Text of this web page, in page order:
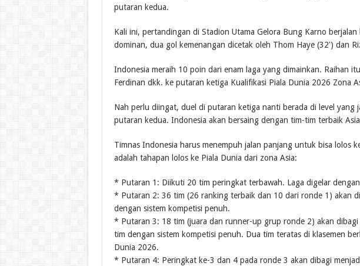
putaran kedua.
Kali ini, pertandingan di Stadion Utama Gelora Bung Karno berjalan
dominan, dua gol kemenangan dicetak oleh Thom Haye (32′) dan
Indonesia meraih 10 poin dari enam laga yang dimainkan. Raihan
Ferdinan dkk. ke putaran ketiga Kualifikasi Piala Dunia 2026 Zona
Nah perlu diingat, duel di putaran ketiga nanti berada di level yang
putaran kedua. Indonesia akan bersaing dengan tim-tim terbaik
Timnas Indonesia harus menempuh jalan panjang untuk bisa lolos
adalah tahapan lolos ke Piala Dunia dari zona Asia:
* Putaran 1: Diikuti 20 tim peringkat terbawah. Laga digelar
* Putaran 2: 36 tim (26 ranking terbaik dan 10 dari ronde 1) akan
dengan sistem kompetisi penuh.
* Putaran 3: 18 tim (juara dan runner-up grup ronde 2) akan dibagi
tim dengan sistem kompetisi penuh. Dua tim teratas di klasemen
Dunia 2026.
* Putaran 4: Peringkat ke-3 dan 4 pada ronde 3 akan dibagi